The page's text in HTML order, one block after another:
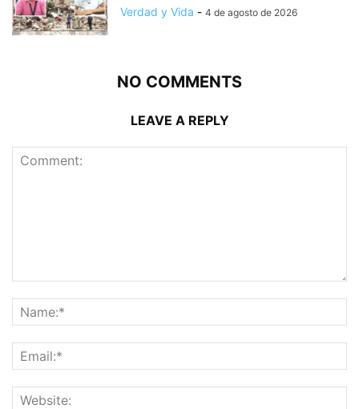
Verdad y Vida - 4 de agosto de 2026
NO COMMENTS
LEAVE A REPLY